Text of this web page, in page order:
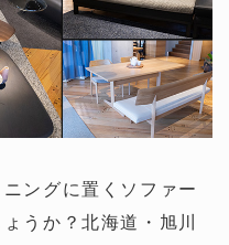
ングに置くソファー
うか？北海道・旭川